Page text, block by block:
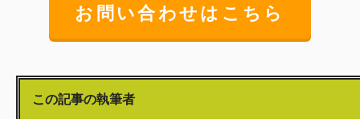
お問い合わせはこちら
この記事の執筆者